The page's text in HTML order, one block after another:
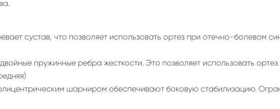
сустав, что позволяет использовать ортез при отечно-болевом
пружинные ребра жесткости. Это позволяет использовать
шарниром обеспечивают боковую стабилизацию.